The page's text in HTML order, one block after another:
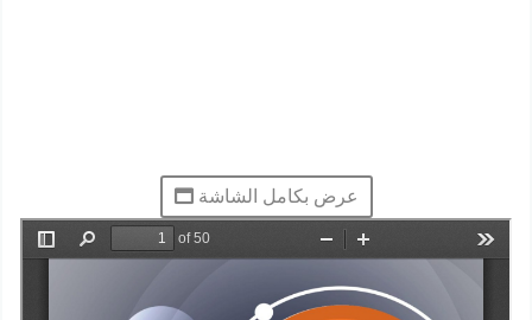
عرض بكامل الشاشة